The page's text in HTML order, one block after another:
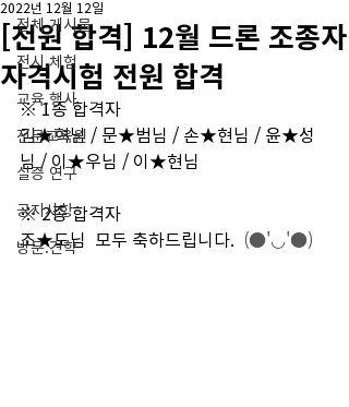
전체 게시물
전시.체험
교육.행사
전문교육원
실증 연구
공지사항
방문.견학
[전원 합격] 12월 드론 조종자
자격시험 전원 합격
2022년 12월 12일
※ 1종 합격자
김★혁님 / 문★범님 / 손★현님 / 윤★성
님 / 이★우님 / 이★현님
※ 2종 합격자
조★도님  모두 축하드립니다.
(●'◡'●)